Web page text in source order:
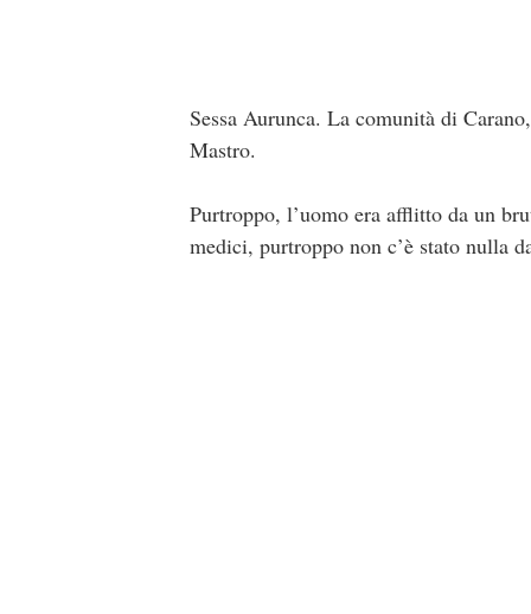
Sessa Aurunca. La comunità di
Mastro.
Purtroppo, l’uomo era afflitto da un
medici, purtroppo non c’è stato nulla